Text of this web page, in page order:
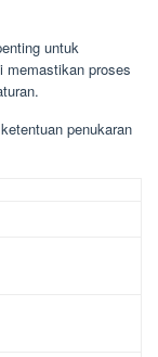
untuk
memastikan proses
penukaran